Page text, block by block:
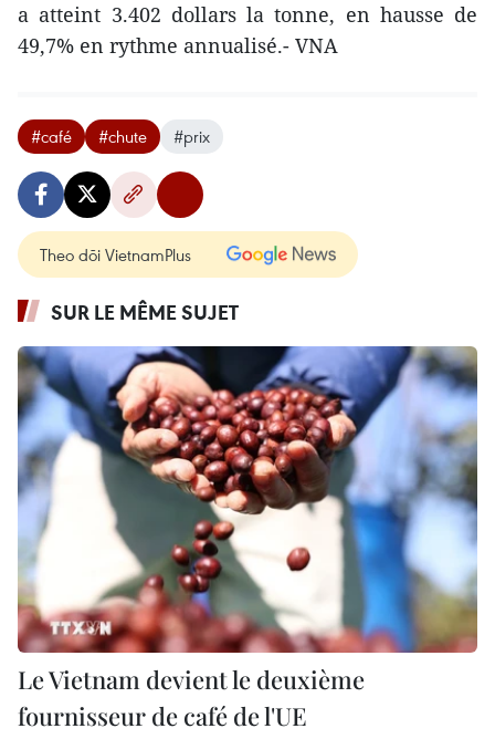
a atteint 3.402 dollars la tonne, en hausse de
49,7% en rythme annualisé.- VNA
#café #chute #prix
Theo dõi VietnamPlus
SUR LE MÊME SUJET
Le Vietnam devient le deuxième
fournisseur de café de l'UE